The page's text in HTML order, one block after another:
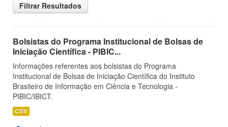
Filtrar Resultados
Bolsistas do Programa Institucional de Bolsas de
Iniciação Científica - PIBIC...
Informações referentes aos bolsistas do Programa
Institucional de Bolsas de Iniciação Científica do Instituto
Brasileiro de Informação em Ciência e Tecnologia -
PIBIC/IBICT.
CSV